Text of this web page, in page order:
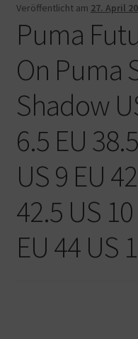
Impressum
Kasse
Mein Konto
Shop
Warenkorb
Veröffentlicht am 27. April
Puma
On Puma
Shadow
6.5 EU
US 9 EU
42.5 US
EU 44 US